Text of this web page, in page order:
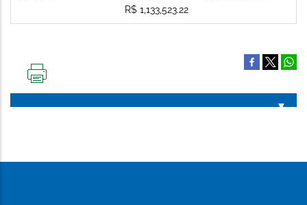
R$ 1,133,523.22
PÁGINA